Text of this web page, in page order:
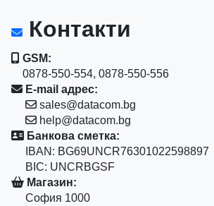
Контакти
GSM:
0878-550-554, 0878-550-556
E-mail адрес:
sales@datacom.bg
help@datacom.bg
Банкова сметка:
IBAN: BG69UNCR76301022598897
BIC: UNCRBGSF
Магазин:
София 1000